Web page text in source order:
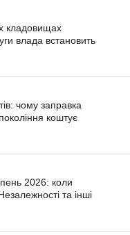
кладовищах
влада встановить
чому заправка
коштує
2026: коли
та інші